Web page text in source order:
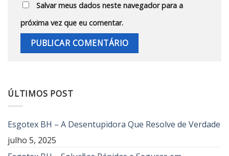
Salvar meus dados neste navegador para a
próxima vez que eu comentar.
ÚLTIMOS POST
Esgotex BH – A Desentupidora Que Resolve de Verdade
julho 5, 2025